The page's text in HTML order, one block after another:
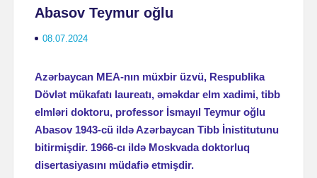
Abasov Teymur oğlu
08.07.2024
Azərbaycan MEA-nın müxbir üzvü, Respublika
Dövlət mükafatı laureatı, əməkdar elm xadimi, tibb
elmləri doktoru, professor İsmayıl Teymur oğlu
Abasov 1943-cü ildə Azər­baycan Tibb İnistitutunu
bitirmişdir. 1966-cı ildə Moskvada doktorluq
disertasiyasını müdafiə etmişdir.